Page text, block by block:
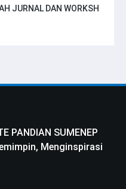
JURNAL DAN WORKSH
PANDIAN SUMENEP
Menginspirasi